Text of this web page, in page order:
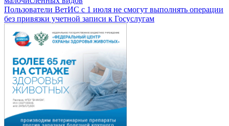
Пользователи ВетИС с 1 июля не смогут выполнять операции
без привязки учетной записи к Госуслугам